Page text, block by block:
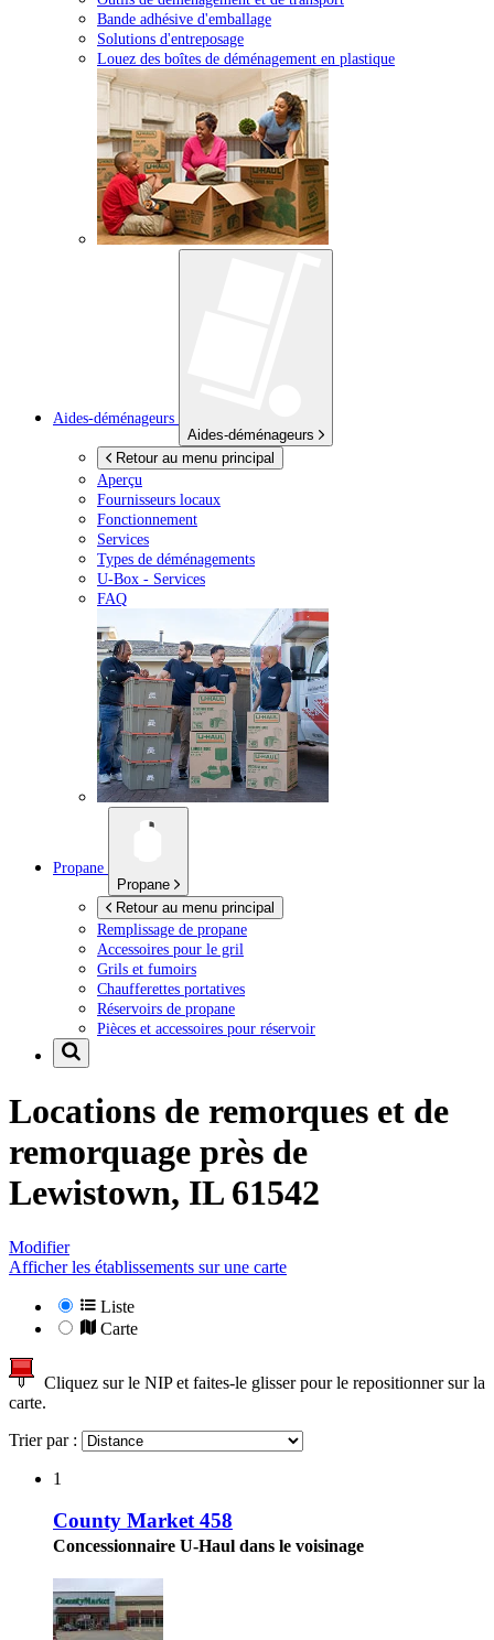
Bande adhésive d'emballage
Solutions d'entreposage
Louez des boîtes de déménagement en plastique
Aides-déménageurs
Aides-déménageurs
Retour au menu principal
Aperçu
Fournisseurs locaux
Fonctionnement
Services
Types de déménagements
U-Box - Services
FAQ
Propane
Propane
Retour au menu principal
Remplissage de propane
Accessoires pour le gril
Grils et fumoirs
Chaufferettes portatives
Réservoirs de propane
Pièces et accessoires pour réservoir
Locations de remorques et de
remorquage près de
Lewistown, IL 61542
Modifier
Afficher les établissements sur une carte
Liste
Carte
Cliquez sur le NIP et faites-le glisser pour le repositionner sur la
carte.
Trier par :
1
County Market 458
Concessionnaire U-Haul dans le voisinage